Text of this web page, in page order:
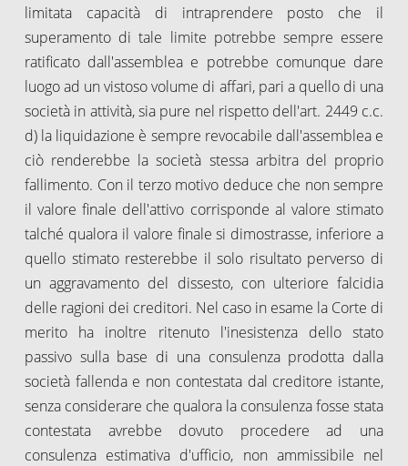
limitata capacità di intraprendere posto che il
superamento di tale limite potrebbe sempre essere
ratificato dall'assemblea e potrebbe comunque dare
luogo ad un vistoso volume di affari, pari a quello di una
società in attività, sia pure nel rispetto dell'art. 2449 c.c.
d) la liquidazione è sempre revocabile dall'assemblea e
ciò renderebbe la società stessa arbitra del proprio
fallimento. Con il terzo motivo deduce che non sempre
il valore finale dell'attivo corrisponde al valore stimato
talché qualora il valore finale si dimostrasse, inferiore a
quello stimato resterebbe il solo risultato perverso di
un aggravamento del dissesto, con ulteriore falcidia
delle ragioni dei creditori. Nel caso in esame la Corte di
merito ha inoltre ritenuto l'inesistenza dello stato
passivo sulla base di una consulenza prodotta dalla
società fallenda e non contestata dal creditore istante,
senza considerare che qualora la consulenza fosse stata
contestata avrebbe dovuto procedere ad una
consulenza estimativa d'ufficio, non ammissibile nel